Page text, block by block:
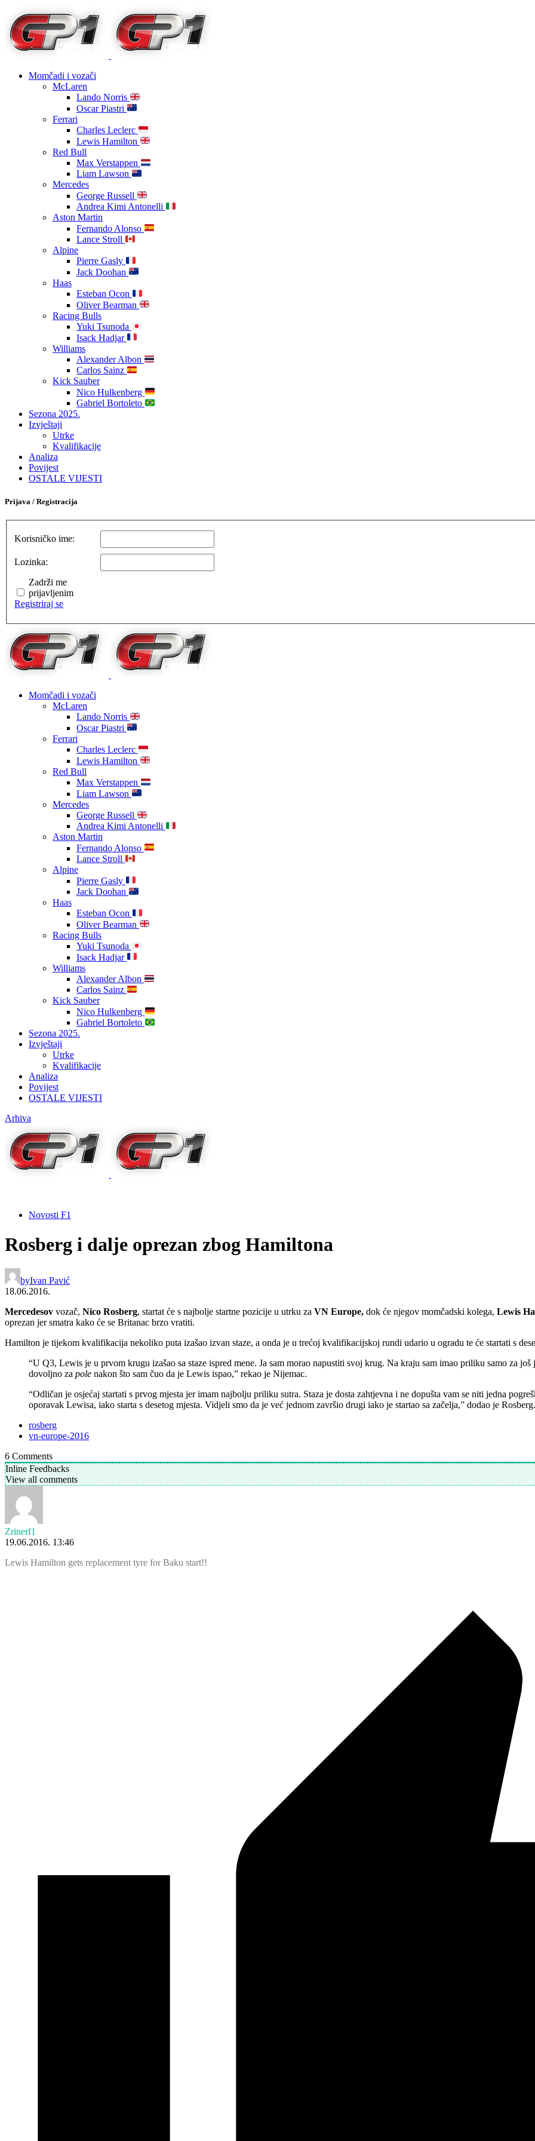
Momčadi i vozači
McLaren
Lando Norris
Oscar Piastri
Ferrari
Charles Leclerc
Lewis Hamilton
Red Bull
Max Verstappen
Liam Lawson
Mercedes
George Russell
Andrea Kimi Antonelli
Aston Martin
Fernando Alonso
Lance Stroll
Alpine
Pierre Gasly
Jack Doohan
Haas
Esteban Ocon
Oliver Bearman
Racing Bulls
Yuki Tsunoda
Isack Hadjar
Williams
Alexander Albon
Carlos Sainz
Kick Sauber
Nico Hulkenberg
Gabriel Bortoleto
Sezona 2025.
Izvještaji
Utrke
Kvalifikacije
Analiza
Povijest
OSTALE VIJESTI
Prijava / Registracija
Korisničko ime:
Lozinka:
Zadrži me
prijavljenim
Registriraj se
Momčadi i vozači
McLaren
Lando Norris
Oscar Piastri
Ferrari
Charles Leclerc
Lewis Hamilton
Red Bull
Max Verstappen
Liam Lawson
Mercedes
George Russell
Andrea Kimi Antonelli
Aston Martin
Fernando Alonso
Lance Stroll
Alpine
Pierre Gasly
Jack Doohan
Haas
Esteban Ocon
Oliver Bearman
Racing Bulls
Yuki Tsunoda
Isack Hadjar
Williams
Alexander Albon
Carlos Sainz
Kick Sauber
Nico Hulkenberg
Gabriel Bortoleto
Sezona 2025.
Izvještaji
Utrke
Kvalifikacije
Analiza
Povijest
OSTALE VIJESTI
Arhiva
Novosti F1
Rosberg i dalje oprezan zbog Hamiltona
byIvan Pavić
18.06.2016.
Mercedesov vozač, Nico Rosberg, startat će s najbolje startne pozicije u utrku za VN Europe, dok će njegov momčadski kolega, Lewis
oprezan jer smatra kako će se Britanac brzo vratiti.
Hamilton je tijekom kvalifikacija nekoliko puta izašao izvan staze, a onda je u trećoj kvalifikacijskoj rundi udario u ogradu te će startati s
“U Q3, Lewis je u prvom krugu izašao sa staze ispred mene. Ja sam morao napustiti svoj krug. Na kraju sam imao priliku samo za
dovoljno za pole nakon što sam čuo da je Lewis ispao,” rekao je Nijemac.
“Odličan je osjećaj startati s prvog mjesta jer imam najbolju priliku sutra. Staza je dosta zahtjevna i ne dopušta vam se niti jedna
oporavak Lewisa, iako starta s desetog mjesta. Vidjeli smo da je već jednom završio drugi iako je startao sa začelja,” dodao je Rosberg.
rosberg
vn-europe-2016
6 Comments
Inline Feedbacks
View all comments
Zrinerf1
19.06.2016. 13:46
Lewis Hamilton gets replacement tyre for Baku start!!